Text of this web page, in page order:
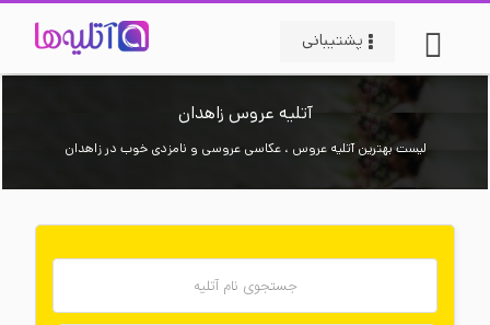
پشتیبانی
آتلیه عروس زاهدان
لیست بهترین آتلیه عروس ، عکاسی عروسی و نامزدی خوب در زاهدان